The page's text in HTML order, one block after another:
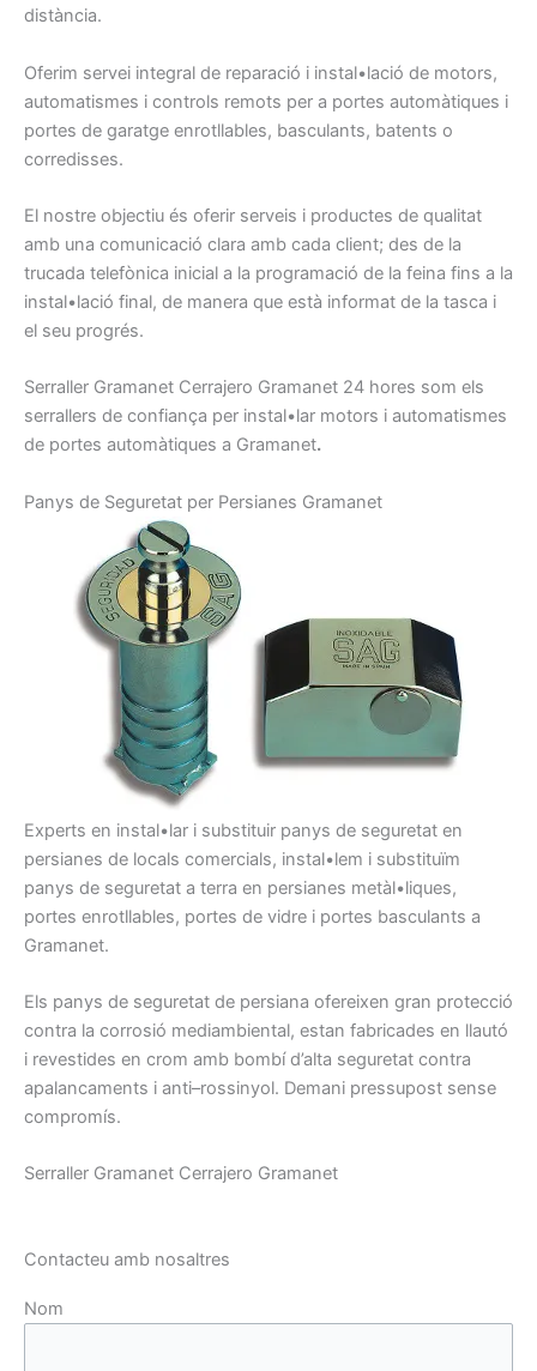
distància.
Oferim servei integral de reparació i instal•lació de motors,
automatismes i controls remots per a portes automàtiques i
portes de garatge enrotllables, basculants, batents o
corredisses.
El nostre objectiu és oferir serveis i productes de qualitat
amb una comunicació clara amb cada client; des de la
trucada telefònica inicial a la programació de la feina fins a la
instal•lació final, de manera que està informat de la tasca i
el seu progrés.
Serraller Gramanet Cerrajero Gramanet 24 hores som els
serrallers de confiança per instal•lar motors i automatismes
de portes automàtiques a Gramanet.
Panys de Seguretat per Persianes Gramanet
Experts en instal•lar i substituir panys de seguretat en
persianes de locals comercials, instal•lem i substituïm
panys de seguretat a terra en persianes metàl•liques,
portes enrotllables, portes de vidre i portes basculants a
Gramanet.
Els panys de seguretat de persiana ofereixen gran protecció
contra la corrosió mediambiental, estan fabricades en llautó
i revestides en crom amb bombí d’alta seguretat contra
apalancaments i anti–rossinyol. Demani pressupost sense
compromís.
Serraller Gramanet Cerrajero Gramanet
Contacteu amb nosaltres
Nom